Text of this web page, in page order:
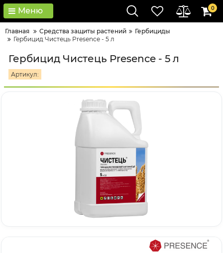
Меню 0
Главная Средства защиты растений
Гербициды
Гербицид Чистець Presence - 5 л
Гербицид Чистець Presence - 5 л
Артикул: